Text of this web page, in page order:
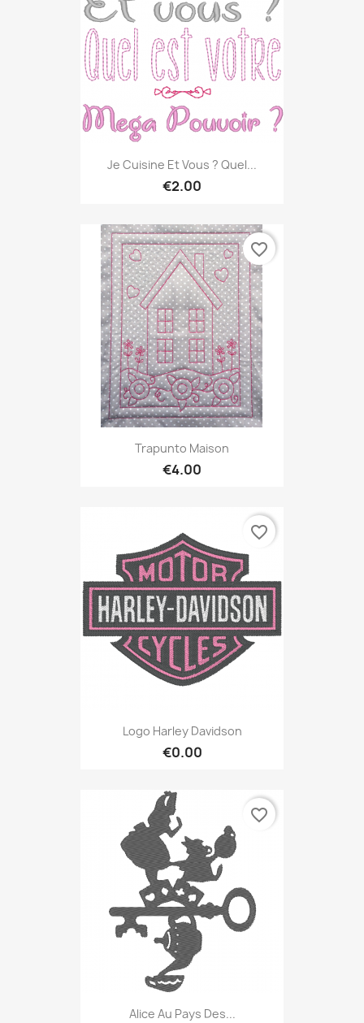
Je Cuisine Et Vous ? Quel...
€2.00
Trapunto Maison
€4.00
favorite_border
Logo Harley Davidson
€0.00
favorite_border
Alice Au Pays Des...
favorite_border